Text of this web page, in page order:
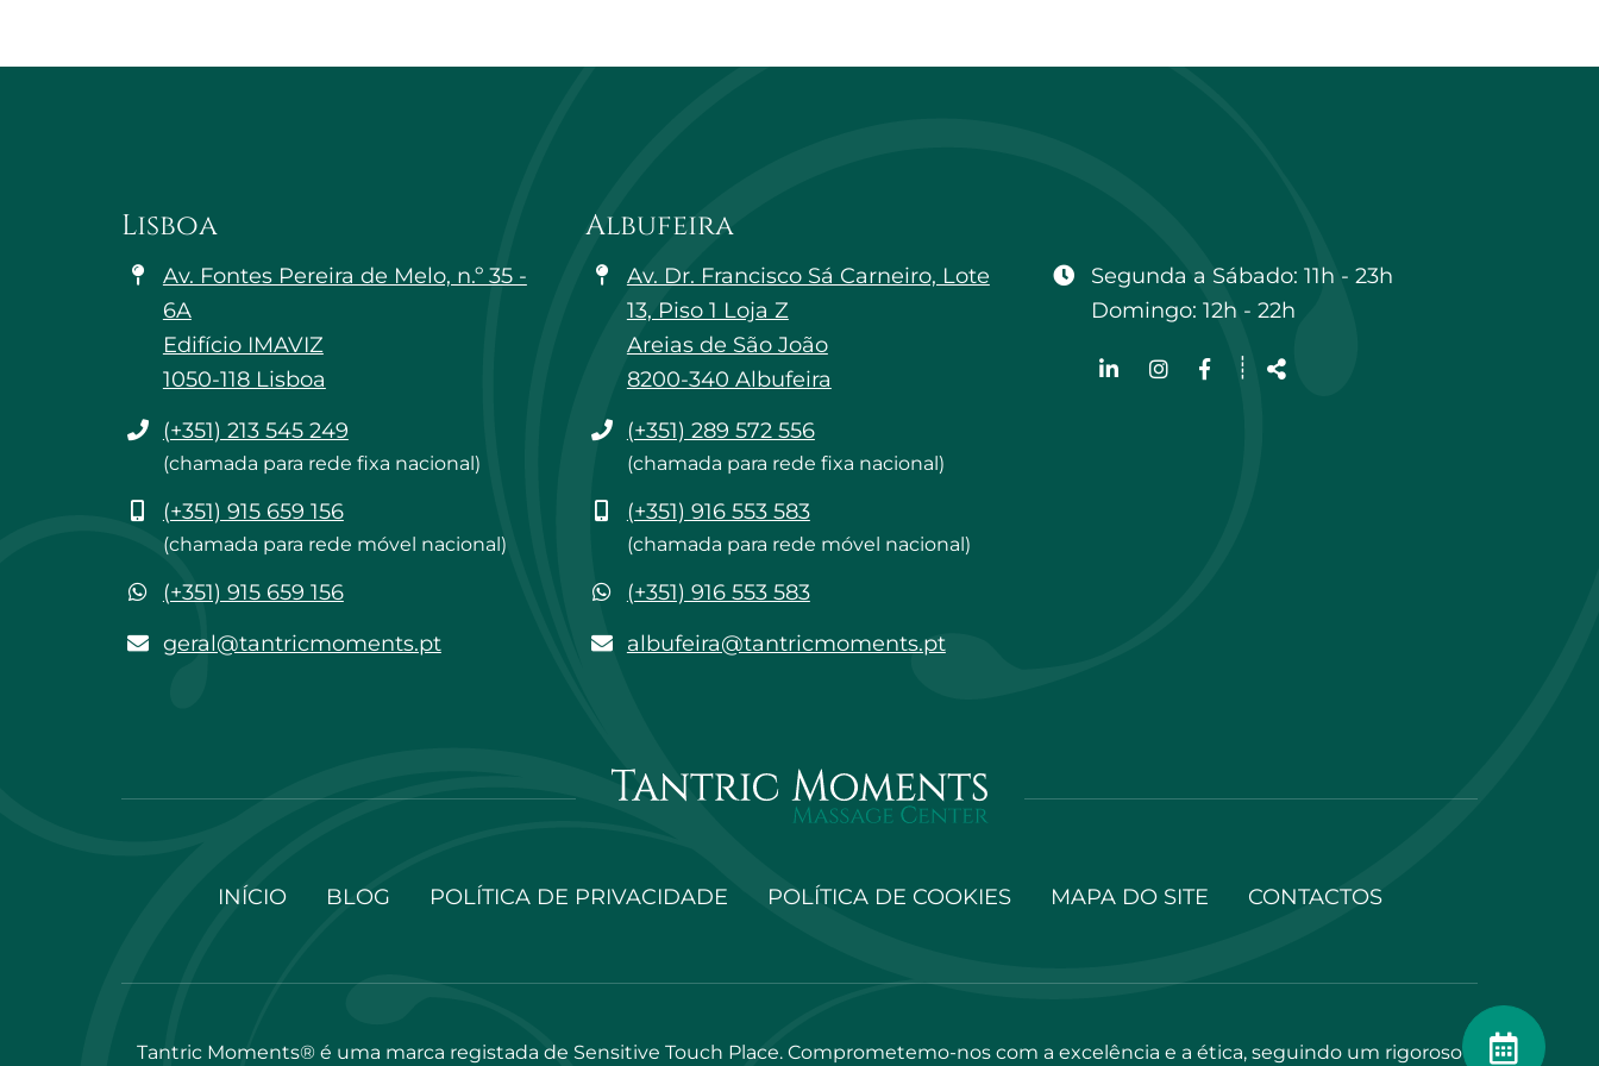
Lisboa
Av. Fontes Pereira de Melo, n.º 35 -
6A
Edifício IMAVIZ
1050-118 Lisboa
Telefone
(+351) 213 545 249
(chamada para rede fixa nacional)
Telemóvel
(+351) 915 659 156
(chamada para rede móvel nacional)
WhatsApp
(+351) 915 659 156
geral@tantricmoments.pt
geral@tantricmoments.pt
Albufeira
Av. Dr. Francisco Sá Carneiro, Lote
13, Piso 1 Loja Z
Areias de São João
8200-340 Albufeira
Telefone
(+351) 289 572 556
(chamada para rede fixa nacional)
Telemóvel
(+351) 916 553 583
(chamada para rede móvel nacional)
WhatsApp
(+351) 916 553 583
albufeira@tantricmoments.pt
albufeira@tantricmoments.pt
Segunda a Sábado: 11h - 23h
Domingo: 12h - 22h
Siga-
┊
INÍCIO BLOG POLÍTICA DE PRIVACIDADE POLÍTICA DE COOKIES MAPA DO SITE CONTACTOS
Tantric Moments® é uma marca registada de Sensitive Touch Place. Comprometemo-nos com a excelência e a ética, seguindo um rigoroso